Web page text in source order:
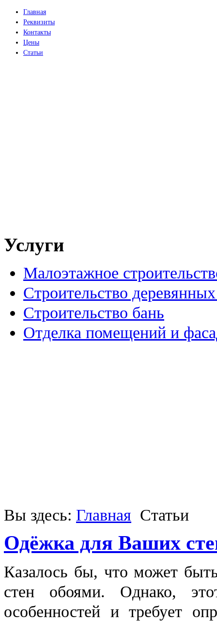
Главная
Реквизиты
Контакты
Цены
Статьи
Услуги
Малоэтажное
Строительство
Строительство бань
Отделка помещений и
Вы здесь: Главная Статьи
Одёжка для Ваших
Казалось бы, что может
стен обоями. Однако,
особенностей и требует